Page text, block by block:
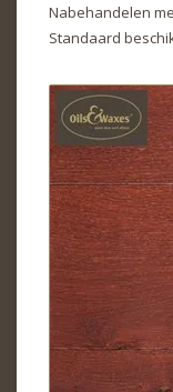
Nabehandelen
Standaard